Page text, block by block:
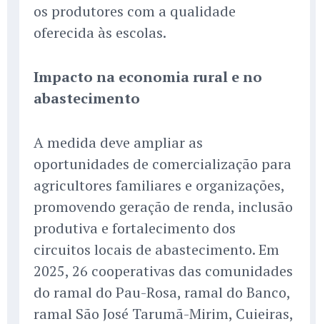
os produtores com a qualidade
oferecida às escolas.
Impacto na economia rural e no
abastecimento
A medida deve ampliar as
oportunidades de comercialização para
agricultores familiares e organizações,
promovendo geração de renda, inclusão
produtiva e fortalecimento dos
circuitos locais de abastecimento. Em
2025, 26 cooperativas das comunidades
do ramal do Pau-Rosa, ramal do Banco,
ramal São José Tarumã-Mirim, Cuieiras,